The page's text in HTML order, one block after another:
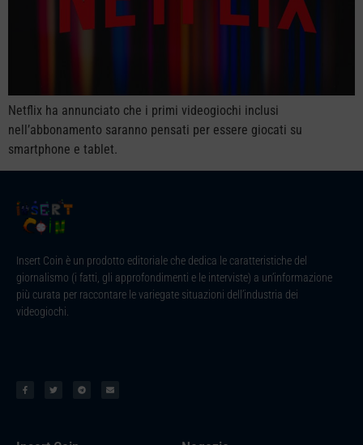
Netflix ha annunciato che i primi videogiochi inclusi
nell’abbonamento saranno pensati per essere giocati su
smartphone e tablet.
Insert Coin è un prodotto editoriale che dedica le caratteristiche del
giornalismo (i fatti, gli approfondimenti e le interviste) a un’informazione
più curata per raccontare le variegate situazioni dell’industria dei
videogiochi.